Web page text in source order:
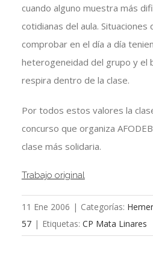
cuando alguno muestra más
cotidianas del aula. Situaciones
comprobar en el día a día
heterogeneidad del grupo y el
respira dentro de la clase.
Por todos estos valores la
concurso que organiza
clase más solidaria.
Trabajo original
11 Ene 2006 | Categorías:
57 | Etiquetas: CP Mata Linares